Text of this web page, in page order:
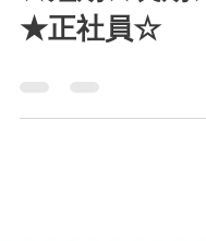
JOB」 ☆日払